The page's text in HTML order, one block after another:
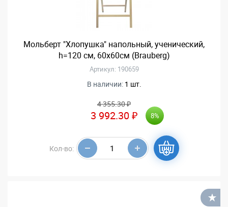
Мольберт "Хлопушка" напольный, ученический,
h=120 см, 60х60см (Brauberg)
Артикул: 190659
В наличии: 1 шт.
4 355.30 ₽
3 992.30 ₽ 8%
Кол-во: